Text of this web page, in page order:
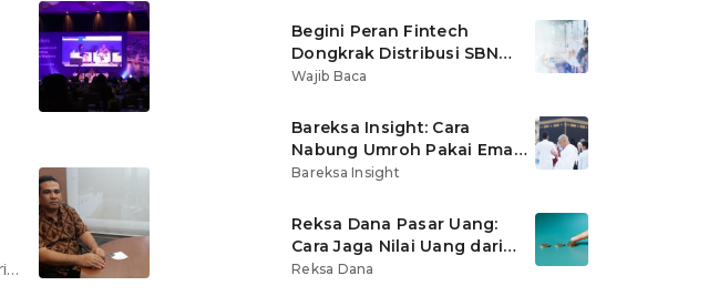
Mengetahui kondisi ekonomi terkini, dapat menjadi pertimbangan bagi investor sebelum berinvestasi pada aset keuangan
Begini Peran Fintech
Dongkrak Distribusi SBN
Ritel
Wajib Baca
Bareksa Insight: Cara
Nabung Umroh Pakai Emas
Digital agar Nilainya
Bareksa Insight
Reksa Dana Pasar Uang:
Cara Jaga Nilai Uang dari
Gerusan Inflasi
Reksa Dana